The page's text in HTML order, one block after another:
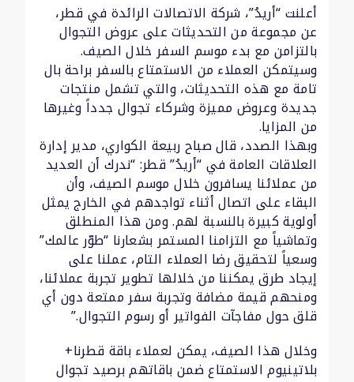
أعلنت “أريدُ”، شركة الاتصالات الرائدة في قطر،
عن مجموعة من التحديثات على عروض التجوال
بالتزامن مع بدء موسم السفر خلال الصيف.
وسيتمكن العملاء من الاستمتاع بالسفر براحة بال
تامة مع هذه التحديثات، والتي تشمل منتجات
جديدة وعروض مميزة وشركاء تجوال جدداً وغيرها
من المزايا.
وبهذا الصدد، قال صباح ربيعة الكواري، مدير إدارة
العلاقات العامة في “أريدُ” قطر: “ندرك أن العديد
من عملائنا يسافرون خلال موسم الصيف، وأن
البقاء على اتصال أثناء تواجدهم في الخارج يمثل
أولوية كبيرة بالنسبة لهم. ومن هذا المنطلق
وتماشياً مع التزامنا المستمر بشعارنا “طوّر عالمك”
وسعياً لتحقيق رضا العملاء التام، عملنا على
إيجاد طرق يمكننا من خلالها تطوير تجربة عملائنا،
ومنحهم قيمة مضافة وتجربة سفر ممتعة دون أي
قلق حول مفاجآت الفواتير أو رسوم التجوال.”
وخلال هذا الصيف، يمكن لعملاء باقة قطرنا+
بلاتينيوم الاستمتاع ضمن باقاتهم برصيد تجوال